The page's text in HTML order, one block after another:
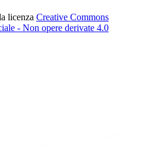
licenza Creative Commons
- Non opere derivate 4.0